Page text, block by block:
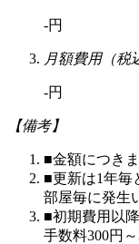
-円
月額費用（税
-円
【備考】
■金額につき
■更新は1年毎
部屋毎に発生
■初期費用以
手数料300円